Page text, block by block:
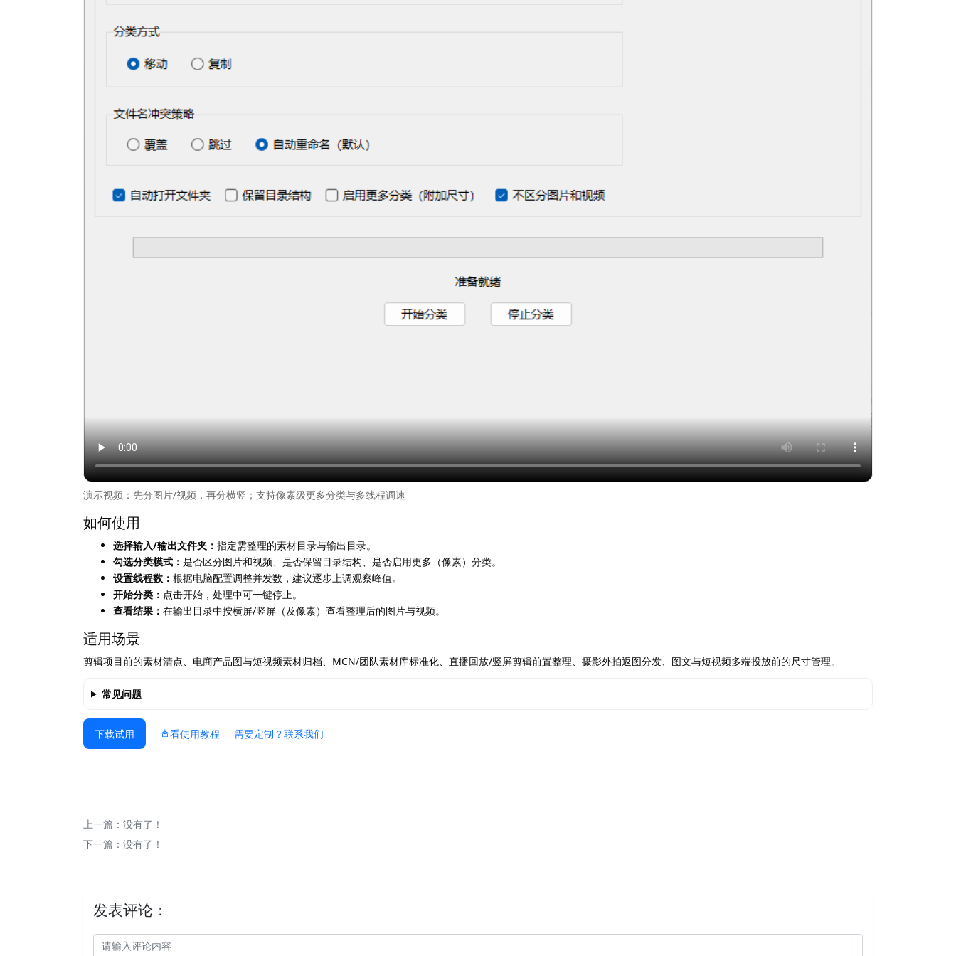
演示视频：先分图片/视频，再分横竖；支持像素级更多分类与多线程调速
如何使用
选择输入/输出文件夹： 指定需整理的素材目录与输出目录。
勾选分类模式： 是否区分图片和视频、是否保留目录结构、是否启用更多（像素）分类。
设置线程数： 根据电脑配置调整并发数，建议逐步上调观察峰值。
开始分类： 点击开始，处理中可一键停止。
查看结果： 在输出目录中按横屏/竖屏（及像素）查看整理后的图片与视频。
适用场景
剪辑项目前的素材清点、电商产品图与短视频素材归档、MCN/团队素材库标准化、直播回放/竖屏剪辑前置整理、摄影外拍返图分发、图文与短视频多端投放前的尺寸管理。
常见问题
下载试用 查看使用教程 需要定制？联系我们
上一篇：没有了！
下一篇：没有了！
发表评论：